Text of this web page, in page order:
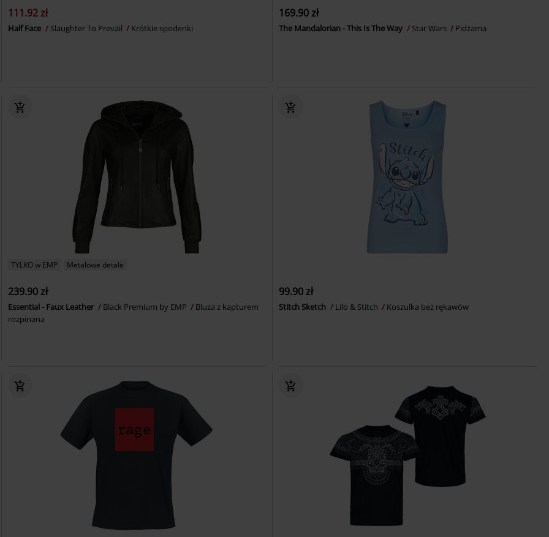
111.92 zł
Half Face Slaughter To Prevail Krótkie spodenki
169.90 zł
The Mandalorian - This Is The Way Star Wars Pidżama
TYLKO w EMP Metalowe detale
239.90 zł
Essential - Faux Leather Black Premium by EMP
Bluza z kapturem
rozpinana
99.90 zł
Stitch Sketch Lilo & Stitch Koszulka bez rękawów